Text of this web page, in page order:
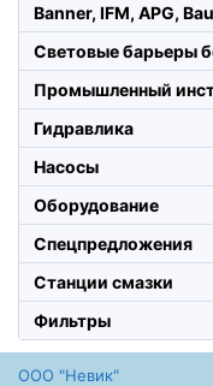
Banner, IFM, APG,
Световые барьеры
Промышленный
Гидравлика
Насосы
Оборудование
Спецпредложения
Станции смазки
Фильтры
ООО "Невик"